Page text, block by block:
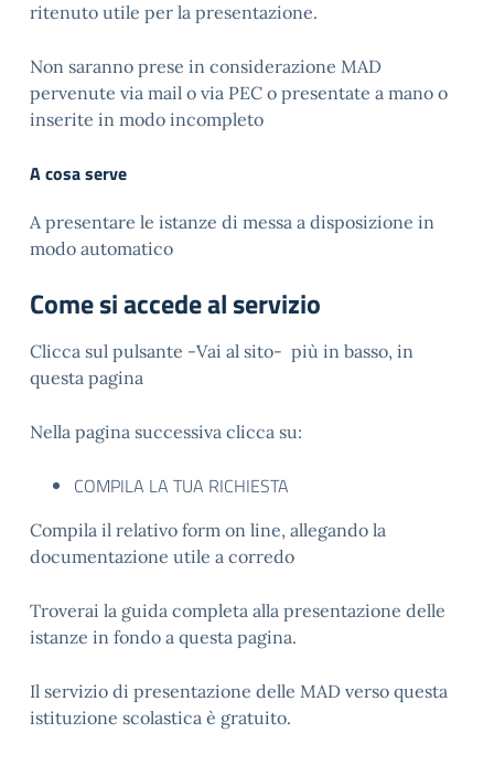
ritenuto utile per la presentazione.
Non saranno prese in considerazione MAD
pervenute via mail o via PEC o presentate a mano o
inserite in modo incompleto
A cosa serve
A presentare le istanze di messa a disposizione in
modo automatico
Come si accede al servizio
Clicca sul pulsante -Vai al sito- più in basso, in
questa pagina
Nella pagina successiva clicca su:
COMPILA LA TUA RICHIESTA
Compila il relativo form on line, allegando la
documentazione utile a corredo
Troverai la guida completa alla presentazione delle
istanze in fondo a questa pagina.
Il servizio di presentazione delle MAD verso questa
istituzione scolastica è gratuito.